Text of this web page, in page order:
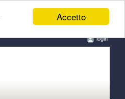
Accetto
login